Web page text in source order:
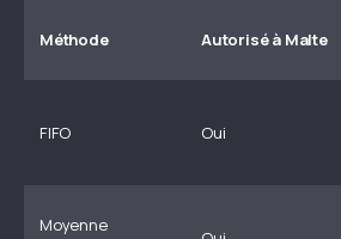
Méthode Autorisé à Malte
FIFO Oui
Moyenne